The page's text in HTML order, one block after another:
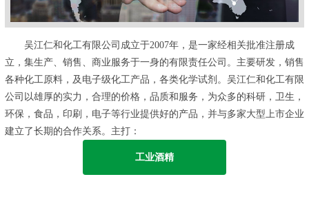
吴江仁和化工有限公司成立于2007年，是一家经相关批准注册成
立，集生产、销售、商业服务于一身的有限责任公司。主要研发，销售
各种化工原料，及电子级化工产品，各类化学试剂。吴江仁和化工有限
公司以雄厚的实力，合理的价格，品质和服务，为众多的科研，卫生，
环保，食品，印刷，电子等行业提供好的产品，并与多家大型上市企业
建立了长期的合作关系。主打：
工业酒精